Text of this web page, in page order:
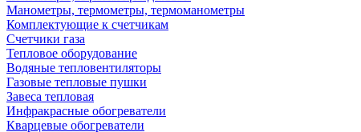
Манометры, термометры, термоманометры
Комплектующие к счетчикам
Счетчики газа
Тепловое оборудование
Водяные тепловентиляторы
Газовые тепловые пушки
Завеса тепловая
Инфракрасные обогреватели
Кварцевые обогреватели